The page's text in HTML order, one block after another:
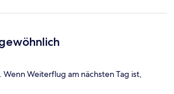
Wenn Weiterflug am nächsten Tag ist,